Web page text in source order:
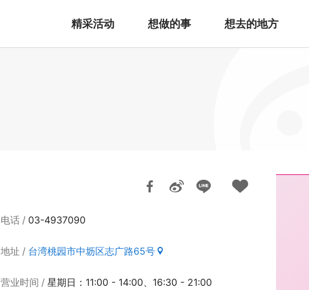
精采活动 想做的事 想去的地方
电话 03-4937090
地址 台湾桃园市中坜区志广路65号
营业时间
星期日：11:00 - 14:00、16:30 - 21:00
:::